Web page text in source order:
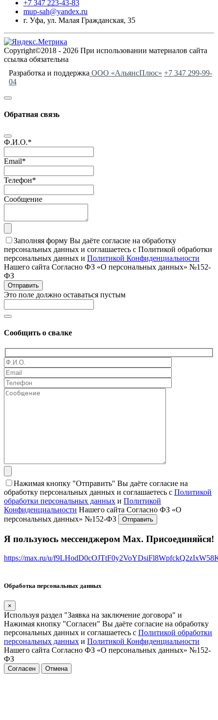
+7 347 223-43-83
mup-sah@yandex.ru
г. Уфа, ул. Малая Гражданская, 35
Copyright©2018 - 2026 При использовании материалов сайта
ссылка обязательна
Разработка и поддержка ООО «АльянсПлюс» +7 347 299-99-
04
Обратная связь
Ф.И.О.*
Email*
Телефон*
Сообщение
Заполняя форму Вы даёте согласие на обработку
персональных данных и соглашаетесь с Политикой обработки
персональных данных и Политикой Конфиденциальности
Нашего сайта Согласно ФЗ «О персональных данных» №152-
ФЗ
Отправить
Это поле должно оставаться пустым
Сообщить о свалке
Нажимая кнопку "Отправить" Вы даёте согласие на
обработку персональных данных и соглашаетесь с Политикой
обработки персональных данных и Политикой
Конфиденциальности Нашего сайта Согласно ФЗ «О
персональных данных» №152-ФЗ
Я пользуюсь мессенджером Max. Присоединяйся!
https://max.ru/u/
Обработка персональных данных
×
Используя раздел "Заявка на заключение договора" и
Нажимая кнопку "Согласен" Вы даёте согласие на обработку
персональных данных и соглашаетесь с Политикой обработки
персональных данных и Политикой Конфиденциальности
Нашего сайта Согласно ФЗ «О персональных данных» №152-
ФЗ
Согласен Отмена